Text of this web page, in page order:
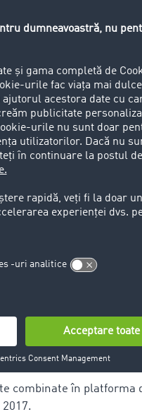
ale platformei noastre
astfel
sa de transport cu
de a-și prezenta
și pentru a plasa
trimise12.900 de
comenzilor, s-au
combinate în platforma